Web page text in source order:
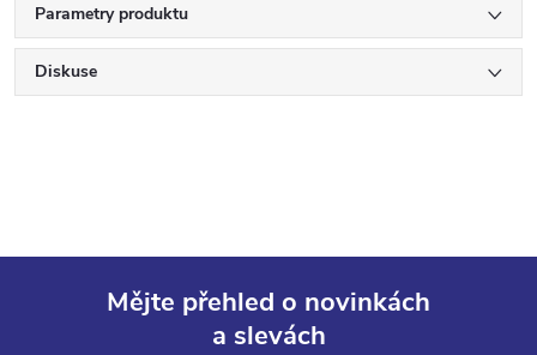
Parametry produktu
Diskuse
Mějte přehled o novinkách
a slevách